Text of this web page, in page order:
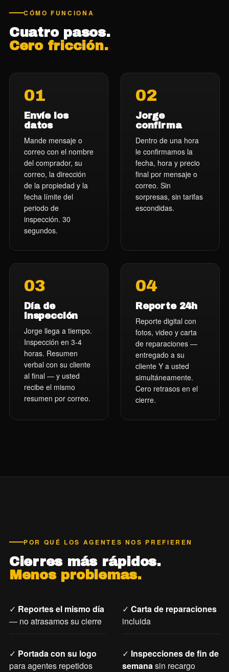
CÓMO FUNCIONA
Cuatro pasos.
Cero fricción.
01
Envíe los
datos
Mande mensaje o
correo con el nombre
del comprador, su
correo, la dirección
de la propiedad y la
fecha límite del
periodo de
inspección. 30
segundos.
02
Jorge
confirma
Dentro de una hora
le confirmamos la
fecha, hora y precio
final por mensaje o
correo. Sin
sorpresas, sin tarifas
escondidas.
03
Día de
inspección
Jorge llega a tiempo.
Inspección en 3-4
horas. Resumen
verbal con su cliente
al final — y usted
recibe el mismo
resumen por correo.
04
Reporte 24h
Reporte digital con
fotos, video y carta
de reparaciones —
entregado a su
cliente Y a usted
simultáneamente.
Cero retrasos en el
cierre.
POR QUÉ LOS AGENTES NOS PREFIEREN
Cierres más rápidos.
Menos problemas.
✓ Reportes el mismo día
— no atrasamos su cierre
✓ Carta de reparaciones
incluida
✓ Portada con su logo
para agentes repetidos
✓ Inspecciones de fin de
semanasin recargo